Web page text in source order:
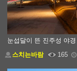
눈섭달이 뜬 진주성 야
스치는바람
165